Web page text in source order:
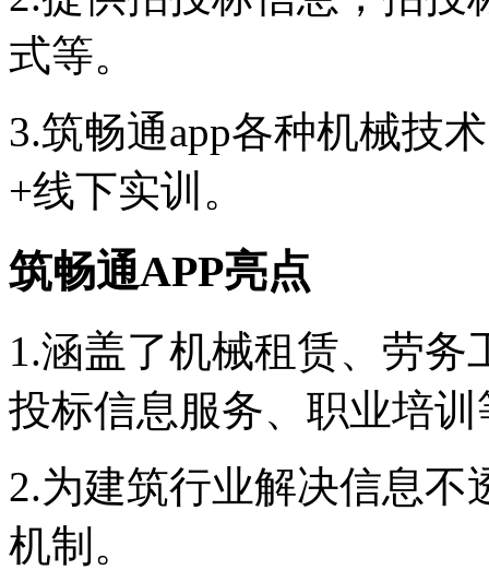
式等。
3.筑畅通app各种机械技
+线下实训。
筑畅通APP亮点
1.涵盖了机械租赁、劳
投标信息服务、职业培训
2.为建筑行业解决信息
机制。